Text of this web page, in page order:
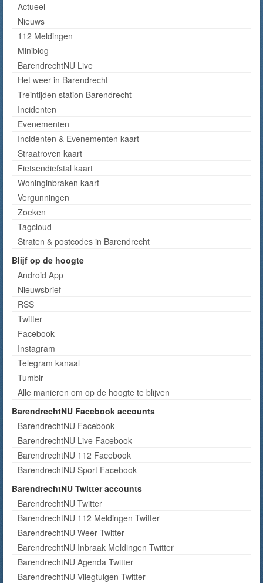
Actueel
Nieuws
112 Meldingen
Miniblog
BarendrechtNU Live
Het weer in Barendrecht
Treintijden station Barendrecht
Incidenten
Evenementen
Incidenten & Evenementen kaart
Straatroven kaart
Fietsendiefstal kaart
Woninginbraken kaart
Vergunningen
Zoeken
Tagcloud
Straten & postcodes in Barendrecht
Blijf op de hoogte
Android App
Nieuwsbrief
RSS
Twitter
Facebook
Instagram
Telegram kanaal
Tumblr
Alle manieren om op de hoogte te blijven
BarendrechtNU Facebook accounts
BarendrechtNU Facebook
BarendrechtNU Live Facebook
BarendrechtNU 112 Facebook
BarendrechtNU Sport Facebook
BarendrechtNU Twitter accounts
BarendrechtNU Twitter
BarendrechtNU 112 Meldingen Twitter
BarendrechtNU Weer Twitter
BarendrechtNU Inbraak Meldingen Twitter
BarendrechtNU Agenda Twitter
BarendrechtNU Vliegtuigen Twitter